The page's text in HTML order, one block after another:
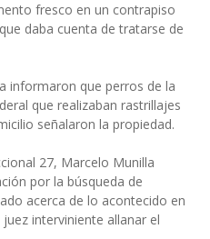
fresco en un contrapiso
daba cuenta de tratarse de
informaron que perros de la
que realizaban rastrillajes
señalaron la propiedad.
27, Marcelo Munilla
por la búsqueda de
acerca de lo acontecido en
interviniente allanar el